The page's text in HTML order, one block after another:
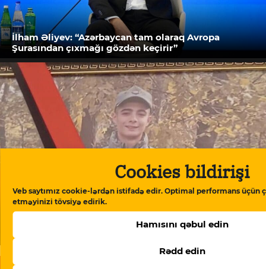
Cookies bildirişi
Veb saytımız cookie-lərdən istifadə edir. Optimal performans üçün
etməyinizi tövsiyə edirik.
Hamısını qəbul edin
Rədd edin
İlham Əliyev: “Azərbaycan tam olaraq Avropa
Şurasından çıxmağı gözdən keçirir”
“İstəmirəm başqa ana da bunu yaşasın” – ölən